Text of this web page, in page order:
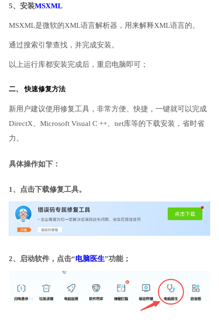
5、安装MSXML
MSXML是微软的XML语言解析器，用来解释XML语言的。
通过搜索引擎查找，并完成安装。
以上运行库都安装完成后，重启电脑即可；
二、 快速修复方法
新用户建议使用修复工具，非常方便、快捷，一键就可以完成
DirectX、Microsoft Visual C ++、net库等的下载安装，省时省
力。
具体操作如下：
1、点击下载修复工具。
2、启动软件，点击“电脑医生”功能；